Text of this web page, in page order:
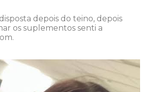
depois do teino, depois
os suplementos senti a